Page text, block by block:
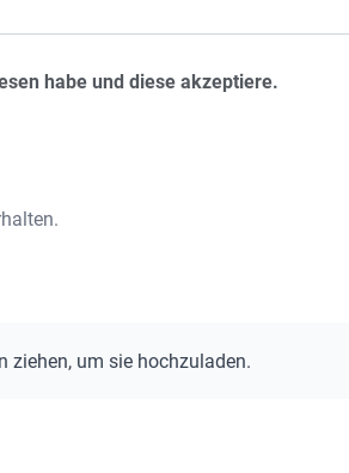
habe und diese akzeptiere.
ziehen, um sie hochzuladen.